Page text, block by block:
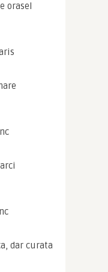
orasel
dar curata